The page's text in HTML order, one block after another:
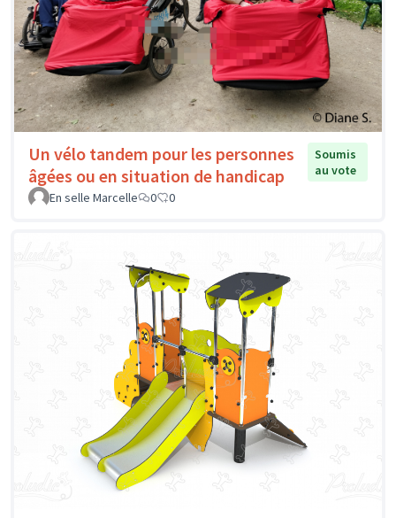
Un vélo tandem pour les personnes
âgées ou en situation de handicap
Soumis
au vote
En selle Marcelle
0 0